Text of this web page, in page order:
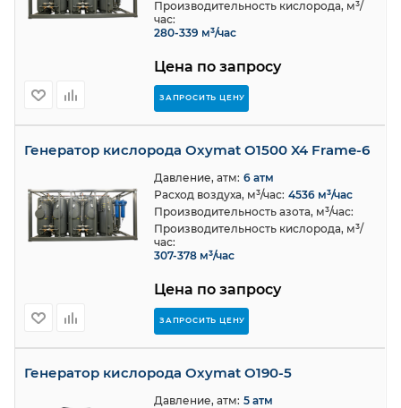
Цена по запросу
ЗАПРОСИТЬ ЦЕНУ
Производительность кислорода, м³/
час:
280-339 м³/час
Генератор кислорода Oxymat O1500 X4 Frame-6
Цена по запросу
ЗАПРОСИТЬ ЦЕНУ
Давление, атм: 6 атм
Расход воздуха, м³/час: 4536 м³/час
Производительность азота, м³/час:
Производительность кислорода, м³/
час:
307-378 м³/час
Генератор кислорода Oxymat O190-5
Давление, атм: 5 атм